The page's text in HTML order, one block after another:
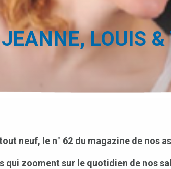
LOUIS
neuf, le n° 62 du magazine de nos
qui zooment sur le quotidien de nos